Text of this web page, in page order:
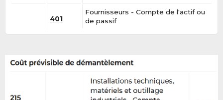
401
Fournisseurs - Compte de l'actif ou
de passif